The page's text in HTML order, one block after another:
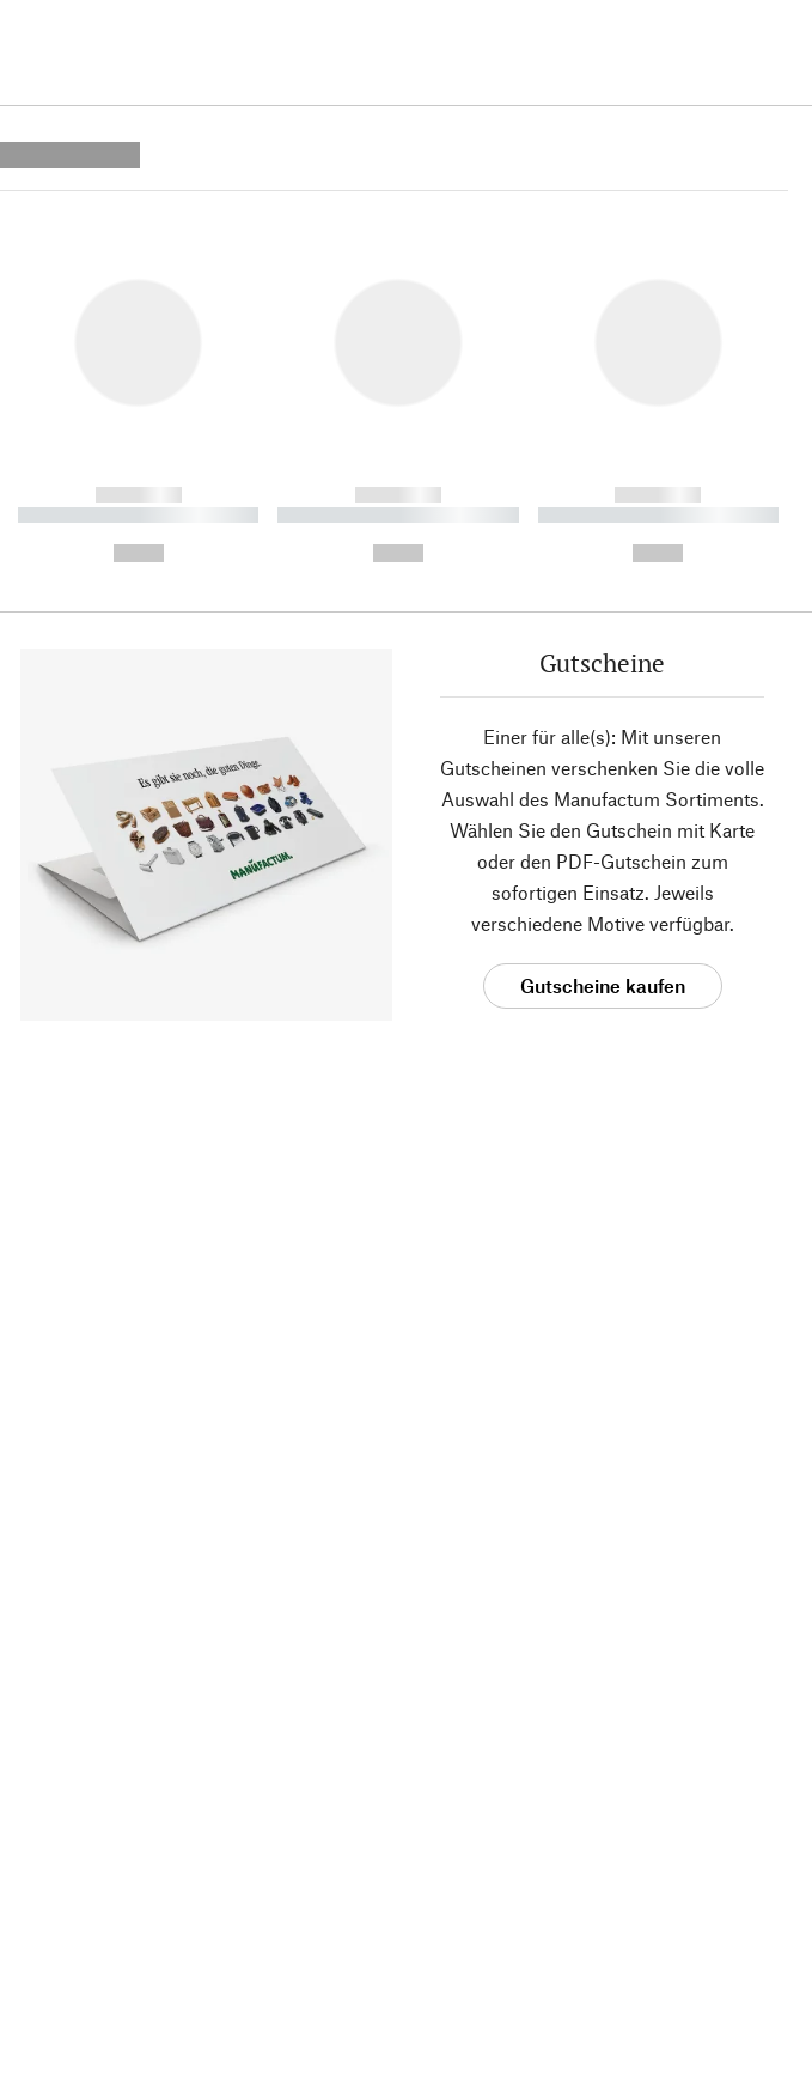
------------
----------- ----------- ----------
------------
----------- ----------- ----------
------------
----------- ----------- ----------
Gutscheine
Einer für alle(s): Mit unseren
Gutscheinen verschenken Sie die volle
Auswahl des Manufactum Sortiments.
Wählen Sie den Gutschein mit Karte
oder den PDF-Gutschein zum
sofortigen Einsatz. Jeweils
verschiedene Motive verfügbar.
Gutscheine kaufen